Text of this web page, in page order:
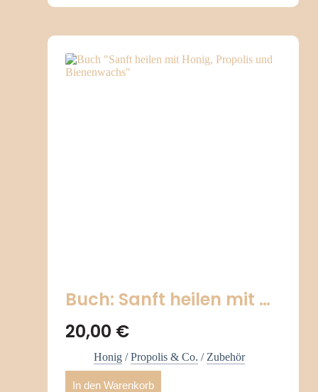
Buch: Sanft heilen mit …
20,00 €
Honig/Propolis & Co. / Zubehör
In den Warenkorb